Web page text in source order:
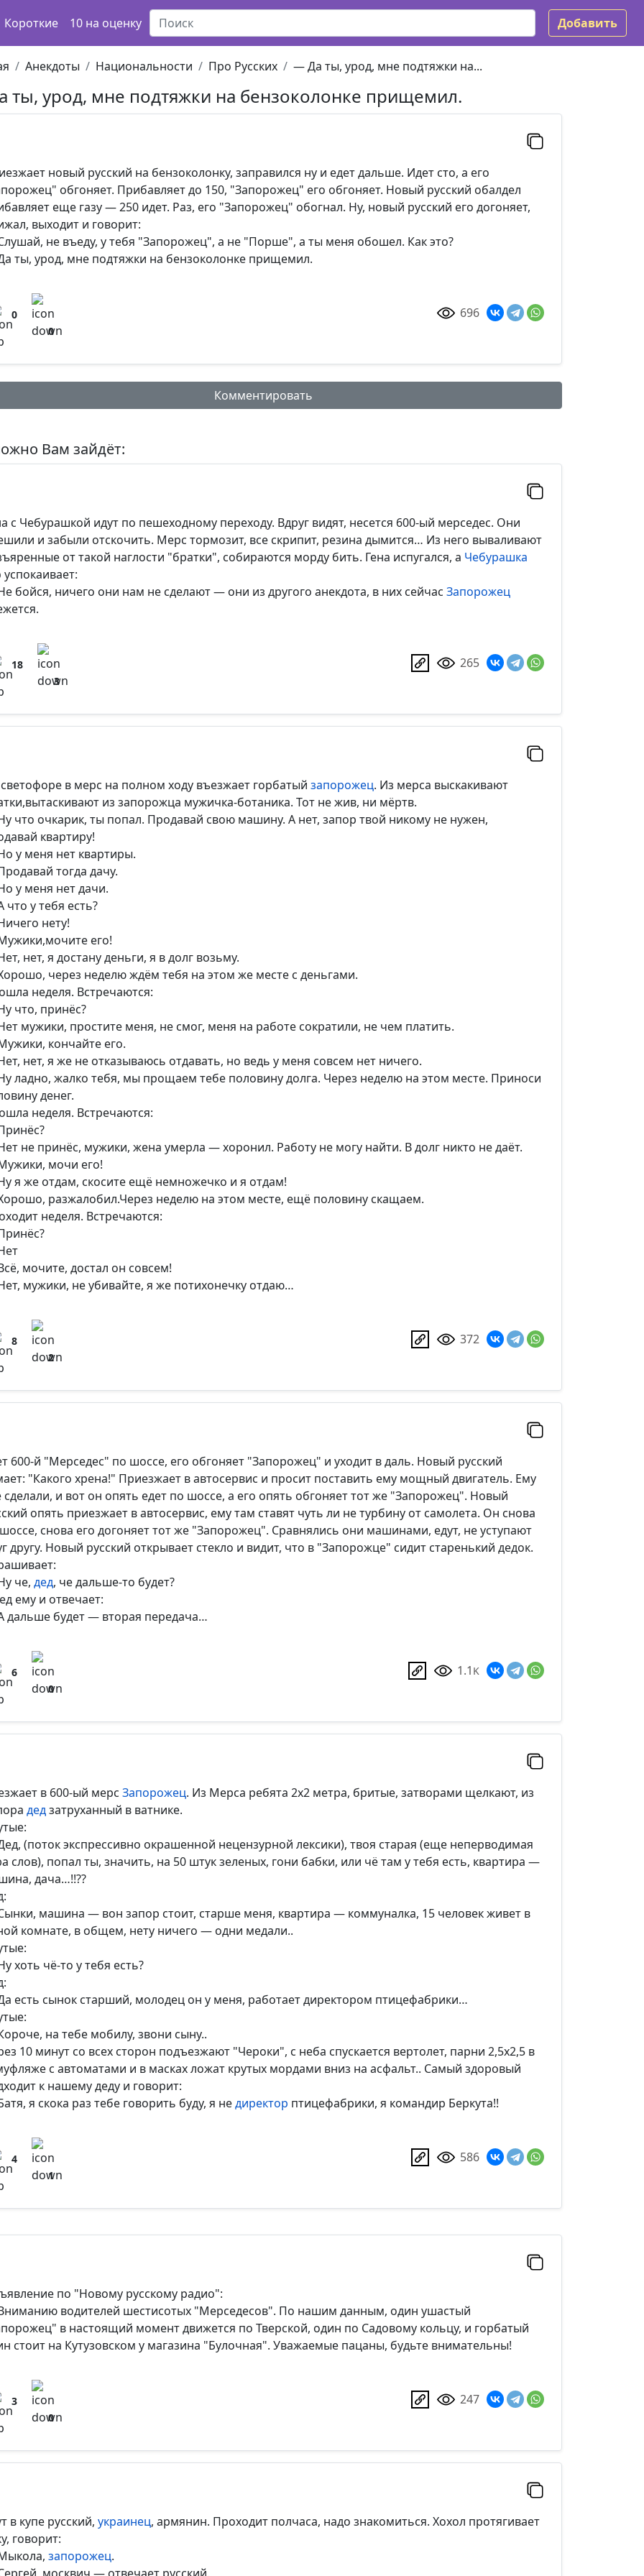
Короткие 10 на оценку Добавить
Анекдоты Национальности Про Русских — Да ты, урод, мне подтяжки на...
ты, урод, мне подтяжки на бензоколонке прищемил.
новый русский на бензоколонку, заправился ну и едет дальше. Идет сто, а его
обгоняет. Прибавляет до 150, "Запорожец" его обгоняет. Новый русский обалдел
еще газу — 250 идет. Раз, его "Запорожец" обогнал. Ну, новый русский его догоняет,
выходит и говорит:
не въеду, у тебя "Запорожец", а не "Порше", а ты меня обошел. Как это?
ты, урод, мне подтяжки на бензоколонке прищемил.
0
0
696
Комментировать
кол-во символов - 500. Ручная модерация.
Вам зайдёт:
с Чебурашкой идут по пешеходному переходу. Вдруг видят, несется 600-ый мерседес. Они
и забыли отскочить. Мерс тормозит, все скрипит, резина дымится… Из него вываливают
от такой наглости "братки", собираются морду бить. Гена испугался, а Чебурашка
успокаивает:
бойся, ничего они нам не сделают — они из другого анекдота, в них сейчас Запорожец
18
3
265
в мерс на полном ходу въезжает горбатый запорожец. Из мерса выскакивают
из запорожца мужичка-ботаника. Тот не жив, ни мёртв.
что очкарик, ты попал. Продавай свою машину. А нет, запор твой никому не нужен,
квартиру!
у меня нет квартиры.
тогда дачу.
у меня нет дачи.
у тебя есть?
нету!
его!
нет, я достану деньги, я в долг возьму.
через неделю ждём тебя на этом же месте с деньгами.
неделя. Встречаются:
что, принёс?
мужики, простите меня, не смог, меня на работе сократили, не чем платить.
кончайте его.
нет, я же не отказываюсь отдавать, но ведь у меня совсем нет ничего.
ладно, жалко тебя, мы прощаем тебе половину долга. Через неделю на этом месте. Приноси
денег.
неделя. Встречаются:
не принёс, мужики, жена умерла — хоронил. Работу не могу найти. В долг никто не даёт.
мочи его!
я же отдам, скосите ещё немножечко и я отдам!
разжалобил.Через неделю на этом месте, ещё половину скащаем.
неделя. Встречаются:
мочите, достал он совсем!
мужики, не убивайте, я же потихонечку отдаю…
8
2
372
600-й "Мерседес" по шоссе, его обгоняет "Запорожец" и уходит в даль. Новый русский
"Какого хрена!" Приезжает в автосервис и просит поставить ему мощный двигатель. Ему
сделали, и вот он опять едет по шоссе, а его опять обгоняет тот же "Запорожец". Новый
опять приезжает в автосервис, ему там ставят чуть ли не турбину от самолета. Он снова
снова его догоняет тот же "Запорожец". Сравнялись они машинами, едут, не уступают
другу. Новый русский открывает стекло и видит, что в "Запорожце" сидит старенький дедок.
че, дед, че дальше-то будет?
ему и отвечает:
дальше будет — вторая передача…
6
0
1.1 K
в 600-ый мерс Запорожец. Из Мерса ребята 2х2 метра, бритые, затворами щелкают, из
дедзатруханный в ватнике.
(поток экспрессивно окрашенной нецензурной лексики), твоя старая (еще неперводимая
слов), попал ты, значить, на 50 штук зеленых, гони бабки, или чё там у тебя есть, квартира —
дача…!!??
машина — вон запор стоит, старше меня, квартира — коммуналка, 15 человек живет в
комнате, в общем, нету ничего — одни медали..
хоть чё-то у тебя есть?
есть сынок старший, молодец он у меня, работает директором птицефабрики…
на тебе мобилу, звони сыну..
10 минут со всех сторон подъезжают "Чероки", с неба спускается вертолет, парни 2,5х2,5 в
с автоматами и в масках ложат крутых мордами вниз на асфальт.. Самый здоровый
к нашему деду и говорит:
я скока раз тебе говорить буду, я недиректор птицефабрики, я командир Беркута!!
4
1
586
по "Новому русскому радио":
водителей шестисотых "Мерседесов". По нашим данным, один ушастый
в настоящий момент движется по Тверской, один по Садовому кольцу, и горбатый
стоит на Кутузовском у магазина "Булочная". Уважаемые пацаны, будьте внимательны!
3
0
247
в купе русский, украинец, армянин. Проходит полчаса, надо знакомиться. Хохол протягивает
говорит:
запорожец.